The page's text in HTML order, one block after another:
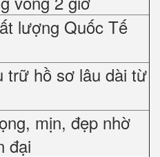
lượng Quốc Tế
hồ sơ lâu dài từ
mịn, đẹp nhờ
đại